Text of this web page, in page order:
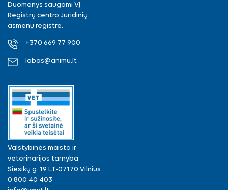
Duomenys saugomi VĮ
Registrų centro Juridinių
asmenų registre.
+370 669 77 900
labas@animu.lt
Valstybinės maisto ir
veterinarijos tarnyba
Siesikų g. 19 LT-07170 Vilnius
0 800 40 403